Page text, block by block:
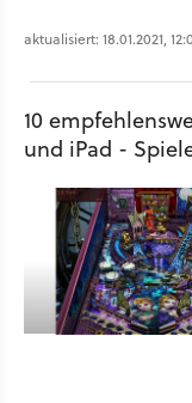
aktualisiert: 18.01.2021,
10
und iPad -